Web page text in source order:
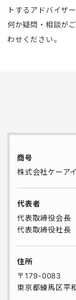
トするアドバイザー
何か疑問・相談が
わせください。
商号
株式会社ケーアイ
代表者
代表取締役会
代表取締役社
住所
〒179-0083
東京都練馬区平